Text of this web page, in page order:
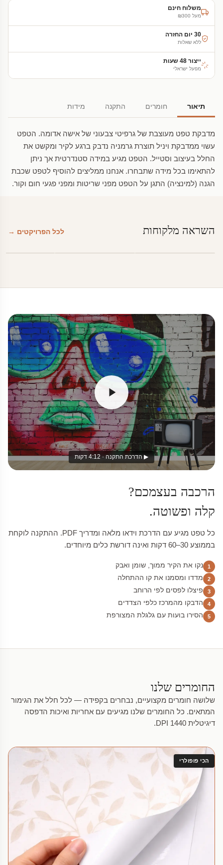
משלוח חינם
מעל ₪300
30 יום החזרה
ללא שאלות
ייצור 48 שעות
מפעל ישראלי
תיאור חומרים התקנה מידות
מדבקת טפט מעוצבת של גרפיטי צבעוני של אישה אדומה. הטפט
עשוי ממדבקת ויניל תוצרת גרמניה נדבק ברגע לקיר ומקשט את
החלל בעיצוב וסטייל. הטפט מגיע במידה סטנדרטית אך ניתן
להתאימו בכל מידה שתבחרו. אנחנו ממליצים להוסיף לטפט שכבת
הגנה (למינציה) התגן על הטפט מפני שריטות ומפני פגעי חום וקור.
השראה מלקוחות לכל הפרויקטים →
▶ הדרכת התקנה · 4:12 דקות
הרכבה בעצמכם?
קלה ופשוטה.
כל טפט מגיע עם הדרכת וידאו מלאה ומדריך PDF. ההתקנה לוקחת
בממוצע 30–60 דקות ואינה דורשת כלים מיוחדים.
1 נקו את הקיר ממוך, שומן ואבק
2 מדדו ומסמנו את קו ההתחלה
3 פיצלו לפסים לפי הרוחב
4 הדבקו מהמרכז כלפי הצדדים
5 הסירו בועות עם גלגלת המצורפת
החומרים שלנו
שלושה חומרים מקצועיים, נבחרים בקפידה — לכל חלל את הגימור
המתאים. כל החומרים שלנו מגיעים עם אחריות ואיכות הדפסה
דיגיטלית 1440 DPI.
הכי פופולרי